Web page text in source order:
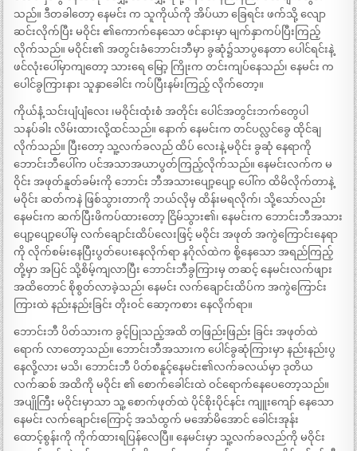
သည်။ ဒီတခါတော့ နေမင်း က သူကိုယ်ကို အိပ်ယာ ခြေရင်း ဖက်သို့ လျော
ဆင်းလိုက်ပြီး မဝိုင်း ၏ကောက်နေသော ဖင်နားမှာ မျက်နှာကပ်ပြီးကြည့်
လိုက်သည်။ မဝိုင်း၏ အတွင်းခံဘောင်းဘီမှာ ခွဆုံ၌သာပွနေတာ ပေါင်ရင်းနဲ့
ဖင်လုံးပေါ်မှာကျတော့ သားရေ မြော့ ကြိုးက တင်းကျပ်နေသည်၊ နေမင်း က
ပေါင်ခွကြားနား သူနှာခေါင်း ကပ်ပြီးနမ်းကြည့် လိုက်တော့။
ကိုယ်နံ့ သင်းပျံပျံလေး ၊မဝိုင်းထုံးစံ အတိုင်း ပေါင်အတွင်းဘက်တွေပါ
သနပ်ခါး လိမ်းထားလို့ထင်သည်။ နောက် နေမင်းက တင်ပလ္လင်ခွေ ထိုင်ချ
လိုက်သည်။ ပြီးတော့ သူ့လက်ခလည် ထိပ် လေးနဲ့ မဝိုင်း ခွဆုံ နေရာကို
ဘောင်းဘီပေါ်က ပင်အသာအယာပွတ်ကြည့်လိုက်သည်။ နေမင်းလက်က မ
ဝိုင်း အဖုတ်နူတ်ခမ်းကို ဘောင်း ဘီအသားပျော့ပျော့ ပေါ်က ထိမိလိုက်တာနဲ့
မဝိုင်း ဆတ်ကနဲ ဖြစ်သွားတာကို ဘယ်လိုမှ ထိန်းမရလိုက်၊ သို့သော်လည်း
နေမင်းက ဆက်ပြီးဖိကပ်ထားတော့ ငြိမ်သွား၏၊ နေမင်းက ဘောင်းဘီအသား
ပျော့ပျော့ပေါ်မှ လက်ချောင်းထိပ်လေးဖြင့် မဝိုင်း အဖုတ် အကွဲကြောင်းနေရာ
ကို လိုက်စမ်းနေပြီးပွတ်ပေးနေလိုက်ရာ နဂိုလ်ထဲက စို့နေသော အရည်ကြည့်
တို့မှာ အပြင် သို့စိမ့်ကျလာပြီး ဘောင်းဘီခွကြားမှ တဆင့် နေမင်းလက်ဖျား
အထိတောင် စိုစွတ်လာခဲ့သည်၊ နေမင်း လက်ချောင်းထိပ်က အကွဲကြောင်း
ကြားထဲ နည်းနည်းခြင်း တိုးဝင် ဆော့ကစား နေလိုက်ရာ။
ဘောင်းဘီ ပိတ်သားက ခွင့်ပြုသည့်အထိ တဖြည်းဖြည်း ခြင်း အဖုတ်ထဲ
ရောက် လာတော့သည်။ ဘောင်းဘီအသားက ပေါင်ခွဆုံကြားမှာ နည်းနည်းပွ
နေလို့လား မသိ၊ ဘောင်းဘီ ပိတ်စနူင့်နေမင်း၏လက်ခလယ်မှာ ဒုတိယ
လက်ဆစ် အထိကို မဝိုင်း ၏ စောက်ခေါင်းထဲ ဝင်ရောက်နေပေတော့သည်။
အပျိုကြီး မဝိုင်းမှာသာ သူ့ စောက်ဖုတ်ထဲ ပိုင်စိုးပိုင်နင်း ကျူးကျော် နေသော
နေမင်း လက်ချောင်းကြောင့် အသံထွက် မအော်မိအောင် ခေါင်းအုန်း
ထောင့်စွန်းကို ကိုက်ထားရပြန်လေပြီ။ နေမင်းမှာ သူ့လက်ခလည်ကို မဝိုင်း